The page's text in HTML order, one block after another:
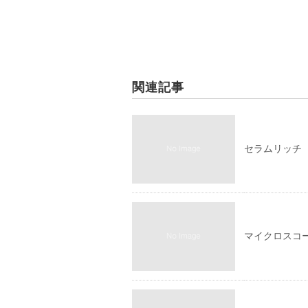
関連記事
セラムリッチ
マイクロスコ